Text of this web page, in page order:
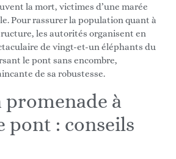
la mort, victimes d’une marée
Pour rassurer la population quant à
les autorités organisent en
de vingt-et-un éléphants du
le pont sans encombre,
de sa robustesse.
promenade à
pont : conseils